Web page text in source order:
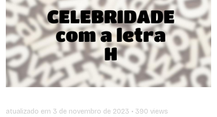
atualizado em 3 de novembro de 2023 • 390 views